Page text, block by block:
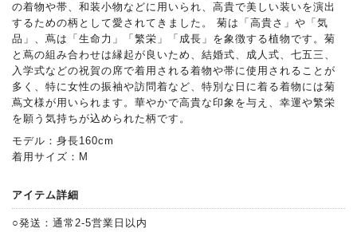
の着物や帯、和装小物などに用いられ、高貴で美しい装いを演出
するための柄として愛されてきました。 菊は「高貴さ」や「気
品」、蔦は「生命力」「繁栄」「成長」を象徴する植物です。菊
と蔦の組み合わせは縁起が良いため、結婚式、成人式、七五三、
入学式などの祝賀の席で着用される着物や帯に使用されることが
多く、特に女性の振袖や訪問着など、特別な日に着る着物には菊
蔦文様が用いられます。華やかで高貴な印象を与え、幸運や繁栄
を願う気持ちが込められた柄です。
モデル：身長160cm
着用サイズ：M
アイテム詳細
○発送：通常2-5営業日以内